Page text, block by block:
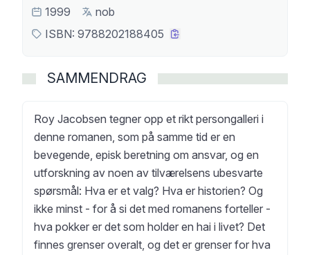
1999
nob
ISBN: 9788202188405
SAMMENDRAG
Roy Jacobsen tegner opp et rikt persongalleri i
denne romanen, som på samme tid er en
bevegende, episk beretning om ansvar, og en
utforskning av noen av tilværelsens ubesvarte
spørsmål: Hva er et valg? Hva er historien? Og
ikke minst - for å si det med romanens forteller -
hva pokker er det som holder en hai i livet? Det
finnes grenser overalt, og det er grenser for hva